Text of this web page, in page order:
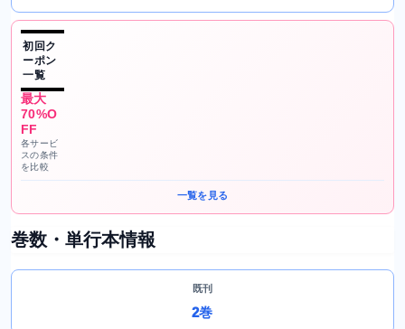
初回ク
ーポン
一覧
最大
70%O
FF
各サービ
スの条件
を比較
一覧を見る
巻数・単行本情報
既刊
2巻